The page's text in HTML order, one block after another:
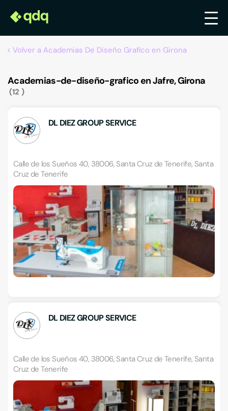
Volver a Academias De Diseño Grafico en Girona
Academias-de-diseño-grafico en Jafre, Girona
12
DL DIEZ GROUP SERVICE
Calle de los Sueños 40, 38006, Santa Cruz de Tenerife, Santa
Cruz de Tenerife
DL DIEZ GROUP SERVICE
Calle de los Sueños 40, 38006, Santa Cruz de Tenerife, Santa
Cruz de Tenerife